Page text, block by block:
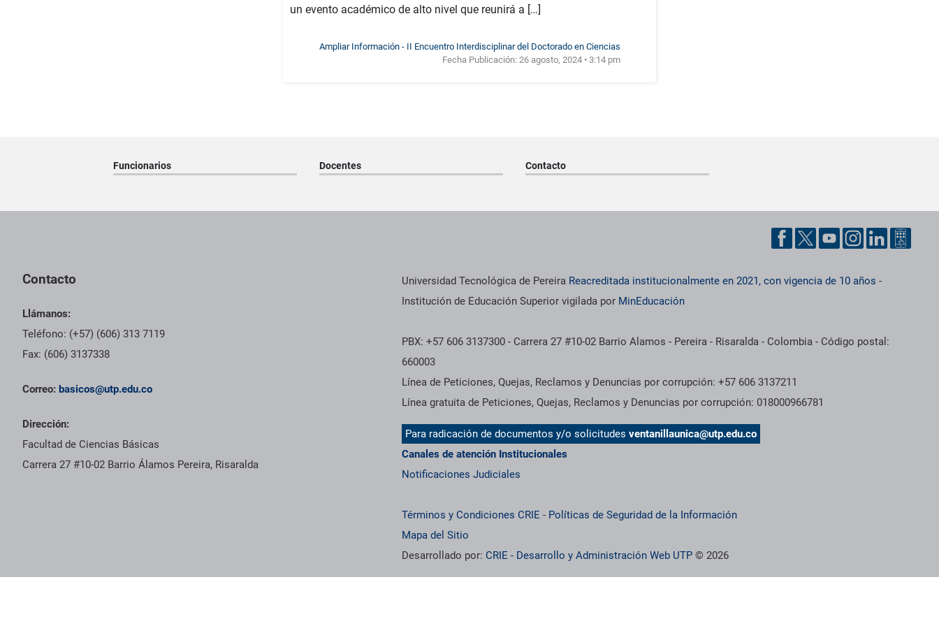
un evento académico de alto nivel que reunirá a […]
Ampliar Información - II Encuentro Interdisciplinar del Doctorado en Ciencias
Fecha Publicación: 26 agosto, 2024 • 3:14 pm
Funcionarios Docentes Contacto
Contacto
Llámanos:
Teléfono: (+57) (606) 313 7119
Fax: (606) 3137338
Correo: basicos@utp.edu.co
Dirección:
Facultad de Ciencias Básicas
Carrera 27 #10-02 Barrio Álamos Pereira, Risaralda
Información institucional
Universidad Tecnológica de Pereira Reacreditada institucionalmente en 2021, con vigencia de 10 años -
Institución de Educación Superior vigilada por MinEducación
PBX: +57 606 3137300 - Carrera 27 #10-02 Barrio Alamos - Pereira - Risaralda - Colombia - Código postal:
660003
Línea de Peticiones, Quejas, Reclamos y Denuncias por corrupción: +57 606 3137211
Línea gratuita de Peticiones, Quejas, Reclamos y Denuncias por corrupción: 018000966781
Para radicación de documentos y/o solicitudesventanillaunica@utp.edu.co
Canales de atención Institucionales
Notificaciones Judiciales
Términos y Condiciones CRIE - Políticas de Seguridad de la Información
Mapa del Sitio
Desarrollado por:CRIE - Desarrollo y Administración Web UTP © 2026